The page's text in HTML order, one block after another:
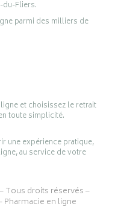
du-Fliers.
parmi des milliers de
et choisissez le retrait
toute simplicité.
une expérience pratique,
au service de votre
Tous droits réservés –
Pharmacie en ligne